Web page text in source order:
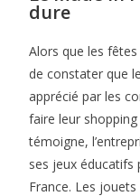
dure
Alors que les
de constater que
apprécié par les
faire leur
témoigne,
ses jeux éducatifs
France. Les